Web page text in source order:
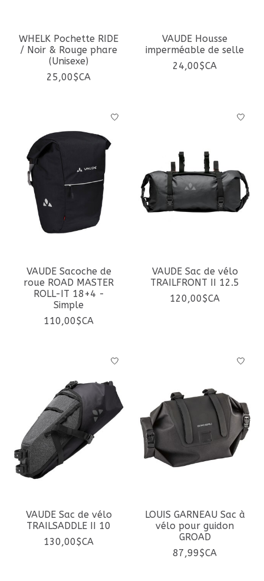
WHELK Pochette RIDE
/ Noir & Rouge phare
(Unisexe)
25,00$CA
VAUDE Housse
imperméable de selle
24,00$CA
VAUDE Sacoche de
roue ROAD MASTER
ROLL-IT 18+4 -
Simple
110,00$CA
VAUDE Sac de vélo
TRAILFRONT II 12.5
120,00$CA
VAUDE Sac de vélo
TRAILSADDLE II 10
130,00$CA
LOUIS GARNEAU Sac à
vélo pour guidon
GROAD
87,99$CA